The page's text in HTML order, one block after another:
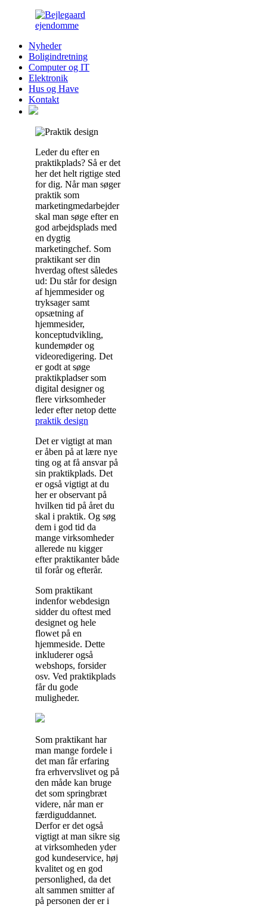
Nyheder
Boligindretning
Computer og IT
Elektronik
Hus og Have
Kontakt
Leder du efter en
praktikplads? Så er det
her det helt rigtige sted
for dig. Når man søger
praktik som
marketingmedarbejder
skal man søge efter en
god arbejdsplads med
en dygtig
marketingchef. Som
praktikant ser din
hverdag oftest således
ud: Du står for design
af hjemmesider og
tryksager samt
opsætning af
hjemmesider,
konceptudvikling,
kundemøder og
videoredigering. Det
er godt at søge
praktikpladser som
digital designer og
flere virksomheder
leder efter netop dette
praktik design
Det er vigtigt at man
er åben på at lære nye
ting og at få ansvar på
sin praktikplads. Det
er også vigtigt at du
her er observant på
hvilken tid på året du
skal i praktik. Og søg
dem i god tid da
mange virksomheder
allerede nu kigger
efter praktikanter både
til forår og efterår.
Som praktikant
indenfor webdesign
sidder du oftest med
designet og hele
flowet på en
hjemmeside. Dette
inkluderer også
webshops, forsider
osv. Ved praktikplads
får du gode
muligheder.
Som praktikant har
man mange fordele i
det man får erfaring
fra erhvervslivet og på
den måde kan bruge
det som springbræt
videre, når man er
færdiguddannet.
Derfor er det også
vigtigt at man sikre sig
at virksomheden yder
god kundeservice, høj
kvalitet og en god
personlighed, da det
alt sammen smitter af
på personen der er i